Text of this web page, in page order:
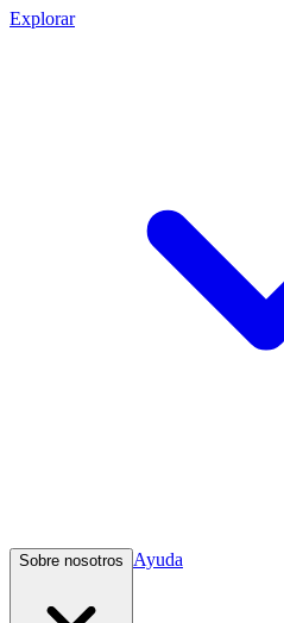
Explorar
Sobre nosotros Ayuda